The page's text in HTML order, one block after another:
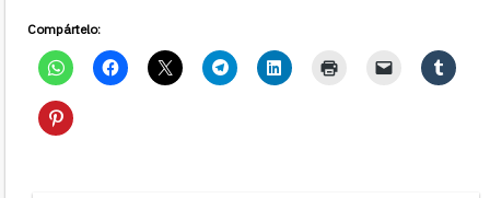
Compártelo: